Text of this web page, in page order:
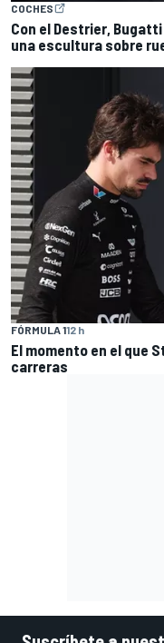
COCHES
Con el Destrier,
una escultura sobre
FÓRMULA 112 h
El momento en el que
carreras